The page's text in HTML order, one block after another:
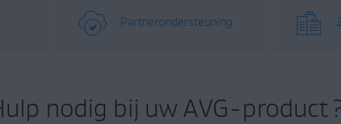
Partnerondersteuning
nodig bij uw AVG-product